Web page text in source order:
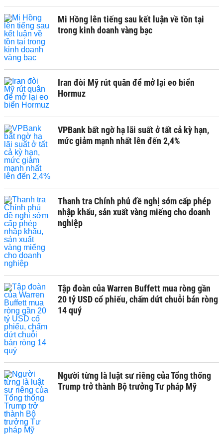
Mi Hồng lên tiếng sau kết luận về tồn tại
trong kinh doanh vàng bạc
Iran đòi Mỹ rút quân để mở lại eo biển
Hormuz
VPBank bất ngờ hạ lãi suất ở tất cả kỳ hạn,
mức giảm mạnh nhất lên đến 2,4%
Thanh tra Chính phủ đề nghị sớm cấp phép
nhập khẩu, sản xuất vàng miếng cho doanh
nghiệp
Tập đoàn của Warren Buffett mua ròng gần
20 tỷ USD cổ phiếu, chấm dứt chuỗi bán ròng
14 quý
Người từng là luật sư riêng của Tổng thống
Trump trở thành Bộ trưởng Tư pháp Mỹ